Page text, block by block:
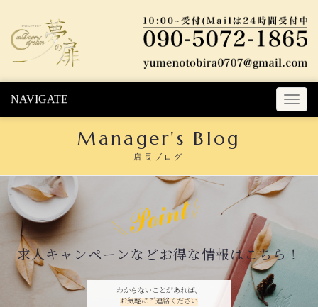
T
o
e
g
NAVIGATE
Manager's Blog
店長ブログ
わからないことがあれば、
お気軽にご連絡ください
求人キャンペーンなどお得な情報はこちら！